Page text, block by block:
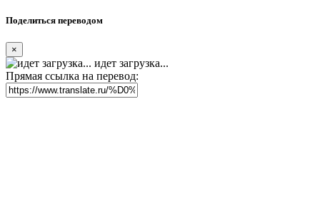
Поделиться переводом
×
идет загрузка...
Прямая ссылка на перевод: